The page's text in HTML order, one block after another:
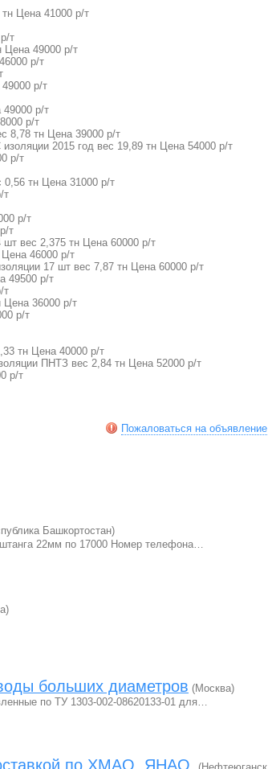
Цена 41000 р/т
т
Цена 49000 р/т
р/т
р/т
р/т
р/т
8,78 тн Цена 39000 р/т
2015 год вес 19,89 тн Цена 54000 р/т
р/т
0,56 тн Цена 31000 р/т
т
р/т
т
вес 2,375 тн Цена 60000 р/т
46000 р/т
17 шт вес 7,87 тн Цена 60000 р/т
49500 р/т
т
Цена 36000 р/т
р/т
тн Цена 40000 р/т
ПНТЗ вес 2,84 тн Цена 52000 р/т
р/т
Пожаловаться на объявление
Башкортостан)
штанга 22мм по 17000 Номер телефона…
больших диаметров (Москва)
по ТУ 1303-002-08620133-01 для…
по ХМАО, ЯНАО.